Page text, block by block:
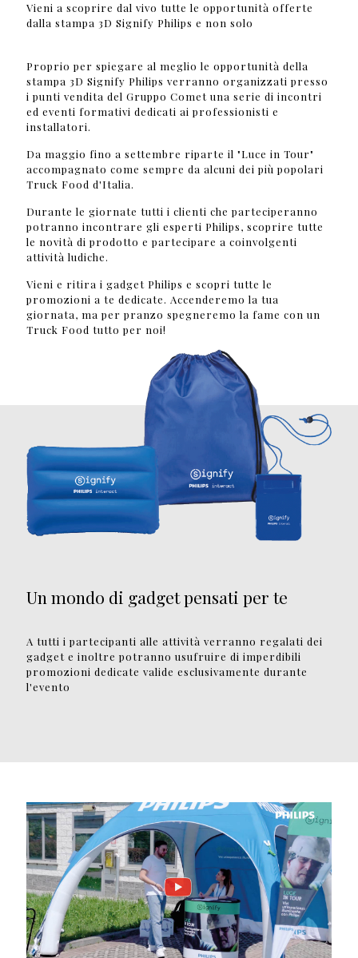
Vieni a scoprire dal vivo tutte le opportunità offerte
dalla stampa 3D Signify Philips e non solo
Proprio per spiegare al meglio le opportunità della
stampa 3D Signify Philips verranno organizzati presso
i punti vendita del Gruppo Comet una serie di incontri
ed eventi formativi dedicati ai professionisti e
installatori.
Da maggio fino a settembre riparte il "Luce in Tour"
accompagnato come sempre da alcuni dei più popolari
Truck Food d'Italia.
Durante le giornate tutti i clienti che parteciperanno
potranno incontrare gli esperti Philips, scoprire tutte
le novità di prodotto e partecipare a coinvolgenti
attività ludiche.
Vieni e ritira i gadget Philips e scopri tutte le
promozioni a te dedicate. Accenderemo la tua
giornata, ma per pranzo spegneremo la fame con un
Truck Food tutto per noi!
Un mondo di gadget pensati per te
A tutti i partecipanti alle attività verranno regalati dei
gadget e inoltre potranno usufruire di imperdibili
promozioni dedicate valide esclusivamente durante
l'evento